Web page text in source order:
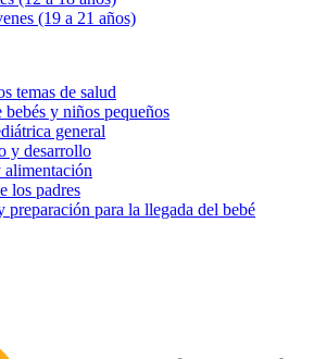
(19 a 21 años)
temas de salud
bebés y niños pequeños
general
y desarrollo
los padres
preparación para la llegada del bebé